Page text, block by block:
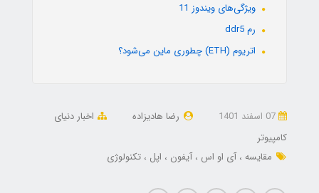
ویژگی‌های ویندوز 11
رم ddr5
اتریوم (ETH) چطوری ماین می‌شود؟
رضا هادیزاده
اخبار دنیای
کامپیوتر
مقایسه آی او اس آیفون اپل تکنولوژی